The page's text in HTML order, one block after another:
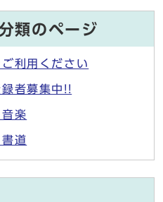
類のページ
利用ください
者募集中!!
楽
道